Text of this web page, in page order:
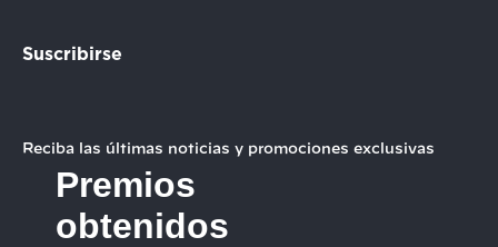
Suscribirse
Reciba las últimas noticias y promociones exclusivas
Premios
obtenidos